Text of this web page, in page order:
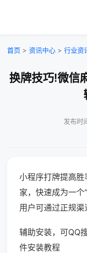
首页 > 资讯中心 > 行业资
换牌技巧!微信
发布时
小程序打牌提高
家，快速成为一个
用户可通过正规渠
辅助安装，可QQ
件安装教程